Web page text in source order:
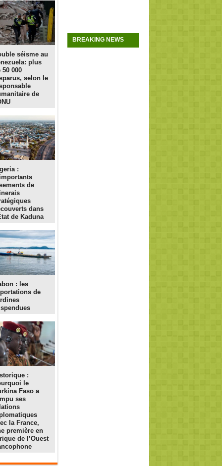
séisme au
plus
50 000
selon le
de
:
de
dans
de Kaduna
: les
de
:
le
Faso a
ses
la France,
première en
de l’Ouest
BREAKING NEWS